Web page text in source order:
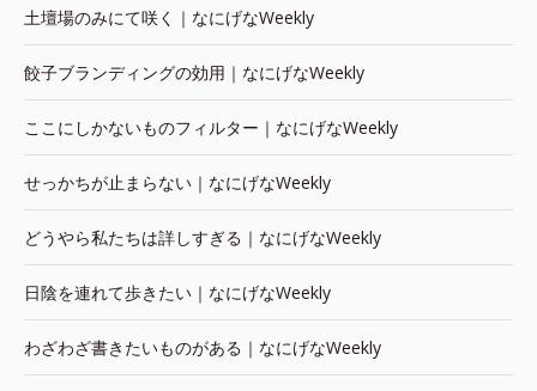
土壇場のみにて咲く｜なにげなWeekly
餃子ブランディングの効用｜なにげなWeekly
ここにしかないものフィルター｜なにげなWeekly
せっかちが止まらない｜なにげなWeekly
どうやら私たちは詳しすぎる｜なにげなWeekly
日陰を連れて歩きたい｜なにげなWeekly
わざわざ書きたいものがある｜なにげなWeekly